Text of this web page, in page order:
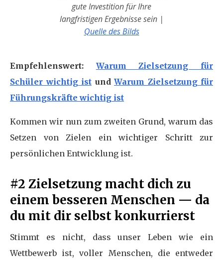
gute Investition für Ihre
langfristigen Ergebnisse sein |
Quelle des Bilds
Empfehlenswert: Warum Zielsetzung für
Schüler wichtig ist und Warum Zielsetzung für
Führungskräfte wichtig ist
Kommen wir nun zum zweiten Grund, warum das
Setzen von Zielen ein wichtiger Schritt zur
persönlichen Entwicklung ist.
#2 Zielsetzung macht dich zu
einem besseren Menschen — da
du mit dir selbst konkurrierst
Stimmt es nicht, dass unser Leben wie ein
Wettbewerb ist, voller Menschen, die entweder